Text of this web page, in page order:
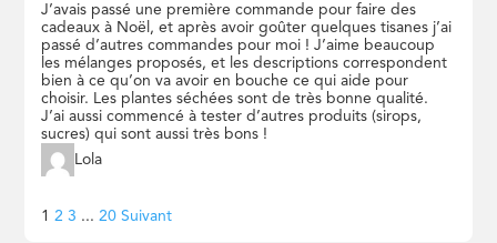
J’avais passé une première commande pour faire des
cadeaux à Noël, et après avoir goûter quelques tisanes j’ai
passé d’autres commandes pour moi ! J’aime beaucoup
les mélanges proposés, et les descriptions correspondent
bien à ce qu’on va avoir en bouche ce qui aide pour
choisir. Les plantes séchées sont de très bonne qualité.
J’ai aussi commencé à tester d’autres produits (sirops,
sucres) qui sont aussi très bons !
Lola
Navigation
Page
1 Page
2 Page
3 ... Page
20 Suivant